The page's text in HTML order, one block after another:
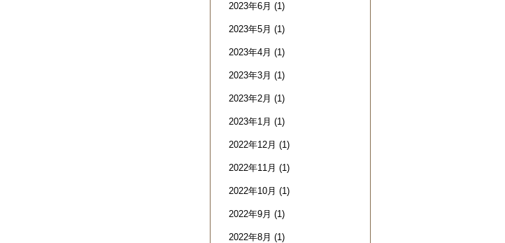
2023年6月 (1)
2023年5月 (1)
2023年4月 (1)
2023年3月 (1)
2023年2月 (1)
2023年1月 (1)
2022年12月 (1)
2022年11月 (1)
2022年10月 (1)
2022年9月 (1)
2022年8月 (1)